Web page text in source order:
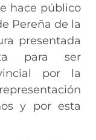
hace público
Pereña de la
presentada
para ser
por la
y por esta